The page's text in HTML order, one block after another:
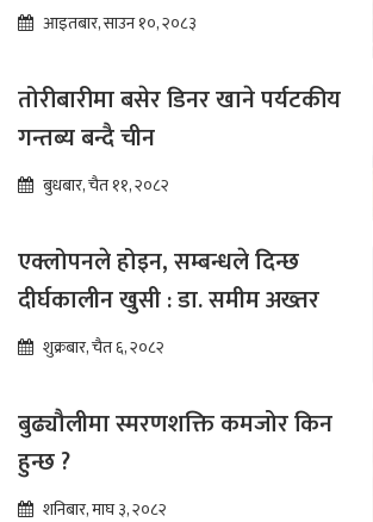
आइतबार, साउन १०, २०८३
तोरीबारीमा बसेर डिनर खाने पर्यटकीय
गन्तब्य बन्दै चीन
बुधबार, चैत ११, २०८२
एक्लोपनले होइन, सम्बन्धले दिन्छ
दीर्घकालीन खुसी : डा. समीम अख्तर
शुक्रबार, चैत ६, २०८२
बुढ्यौलीमा स्मरणशक्ति कमजोर किन
हुन्छ ?
शनिबार, माघ ३, २०८२